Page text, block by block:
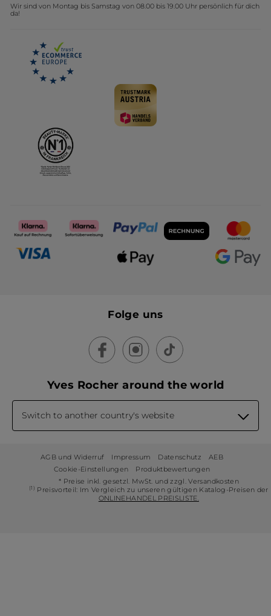
Kollektion Monoi Yves Rocher
Affiliate Programm
Wir sind von Montag bis Samstag von 08.00 bis 19.00 Uhr persönlich für dich
da!
Folge uns
Yves Rocher around the world
Switch to another country's website
AGB und Widerruf Impressum Datenschutz
AEB
Cookie-Einstellungen
Produktbewertungen
* Preise inkl. gesetzl. MwSt. und zzgl. Versandkosten
(1) Preisvorteil: Im Vergleich zu unseren gültigen Katalog-Preisen der
ONLINEHANDEL PREISLISTE.